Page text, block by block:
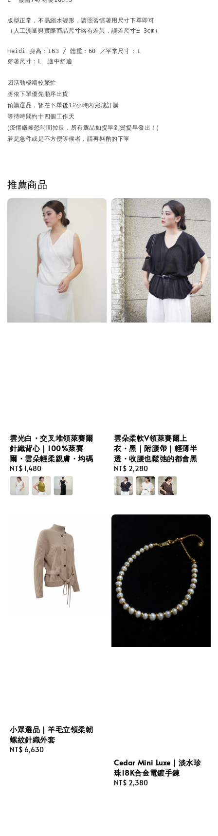
版型正常，不易縮水變形，請照習慣著用尺寸下單即可
（人工測量與實際商品尺寸略有差異，誤差尺寸± 3cm）
Heidi 身高：163 / 體重：60 ／平常尺寸：Ｌ
穿著尺寸：L　適中舒適
因活動檔期較繁忙
將依下單優先順序出貨
預購選品，皆在下單後12小時內完成訂購
等待時間約十四個工作天
(疫情嚴峻恐時間拉長，所有選品如提早到貨提早發出！)
若是急件或是不方便等候者，請再斟酌的下單
推薦商品
雲光白・交叉堆領萊賽爾
針織背心｜100%萊賽
爾・雲朵輕柔親膚・均碼
Regular
price
NT$ 1,480
雲朵柔軟V領萊賽爾上
衣・黑｜附腰帶｜輕薄半
透・收腰也鬆弛的都會黑
Regular
price
NT$ 2,280
小眾選品｜羊毛立領柔韌
螺紋針織外套
Regular
NT$ 6,630
Cedar Mini Luxe｜淡水珍
珠18K合金電鍍手鍊
Regular
NT$ 2,380